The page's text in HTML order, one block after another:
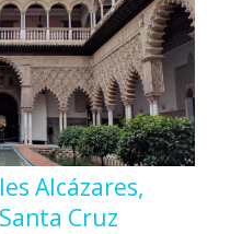
Alcázares,
Cruz